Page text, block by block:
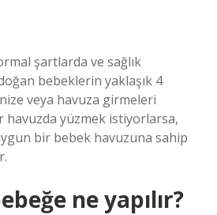
şartlarda ve sağlık
bebeklerin yaklaşık 4
veya havuza girmeleri
havuzda yüzmek istiyorlarsa,
bir bebek havuzuna sahip
ne yapılır?